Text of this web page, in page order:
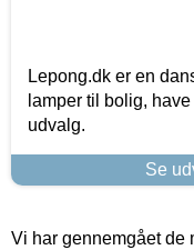
Lepong.dk er en
lamper til bolig,
udvalg.
Se
Vi har gennemgået